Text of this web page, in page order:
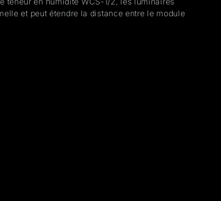
et peut étendre la distance entre le module